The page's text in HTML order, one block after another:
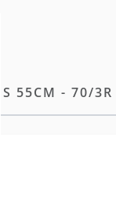
55CM - 70/3R